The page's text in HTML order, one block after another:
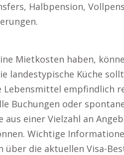
Halbpension,
Mietkosten haben,
landestypische Küche
empfindlich
Buchungen oder
aus einer Vielzahl an
Wichtige
über die aktuellen Visa-